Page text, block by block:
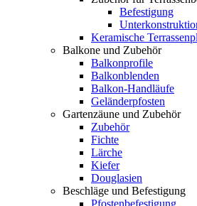
Befestigung
Keramische
Balkone und Zubehör
Balkonprofile
Balkonblenden
Balkon-Handläufe
Geländerpfosten
Gartenzäune und Zubehör
Zubehör
Fichte
Lärche
Kiefer
Douglasien
Beschläge und Befestigung